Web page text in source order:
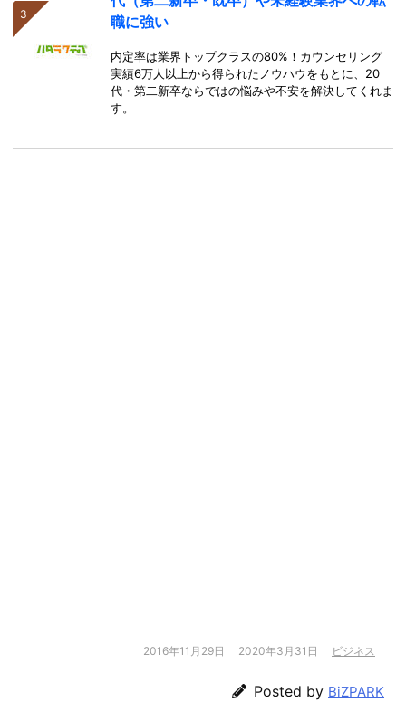
職に強い
内定率は業界トップクラスの80%！カウンセリング
実績6万人以上から得られたノウハウをもとに、20
代・第二新卒ならではの悩みや不安を解決してくれま
す。
2016年11月29日 2020年3月31日 ビジネス
Posted by BiZPARK